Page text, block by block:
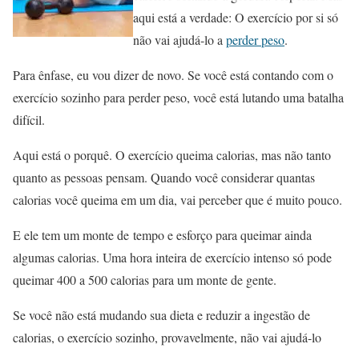
aqui está a verdade: O exercício por si só
não vai ajudá-lo a perder peso.
Para ênfase, eu vou dizer de novo. Se você está contando com o
exercício sozinho para perder peso, você está lutando uma batalha
difícil.
Aqui está o porquê. O exercício queima calorias, mas não tanto
quanto as pessoas pensam. Quando você considerar quantas
calorias você queima em um dia, vai perceber que é muito pouco.
E ele tem um monte de tempo e esforço para queimar ainda
algumas calorias. Uma hora inteira de exercício intenso só pode
queimar 400 a 500 calorias para um monte de gente.
Se você não está mudando sua dieta e reduzir a ingestão de
calorias, o exercício sozinho, provavelmente, não vai ajudá-lo